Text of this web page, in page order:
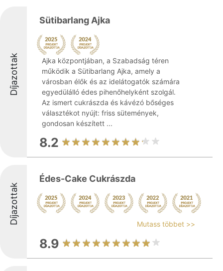
Díjazottak
Sütibarlang Ajka
Ajka központjában, a Szabadság téren
működik a Sütibarlang Ajka, amely a
városban élők és az idelátogatók számára
egyedülálló édes pihenőhelyként szolgál.
Az ismert cukrászda és kávézó bőséges
választékot nyújt: friss sütemények,
gondosan készített ...
8.2
Díjazottak
Édes-Cake Cukrászda
Mutass többet >>
8.9